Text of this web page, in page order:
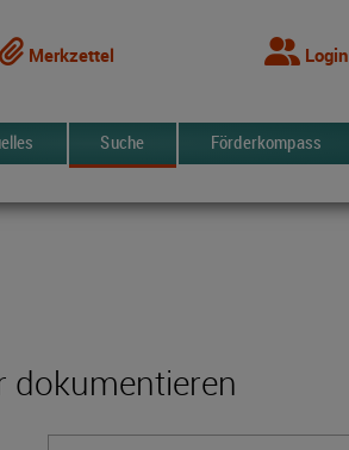
Merkzettel Login
Suche Förderkompass
dokumentieren